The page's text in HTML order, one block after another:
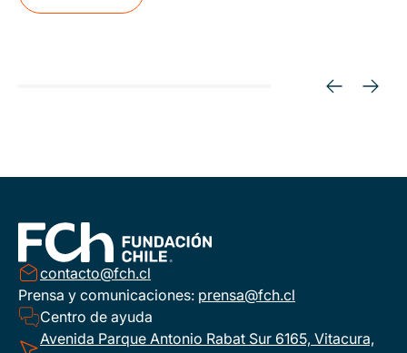
contacto@fch.cl
Prensa y comunicaciones: prensa@fch.cl
Centro de ayuda
Avenida Parque Antonio Rabat Sur 6165, Vitacura,